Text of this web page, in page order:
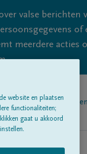
valse berichten
of
meerdere acties
ons
website en plaatsen
functionaliteiten;
gaat u akkoord